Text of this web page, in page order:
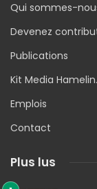
Qui sommes-
Devenez
Publications
Kit Media
Emplois
Contact
Plus lus